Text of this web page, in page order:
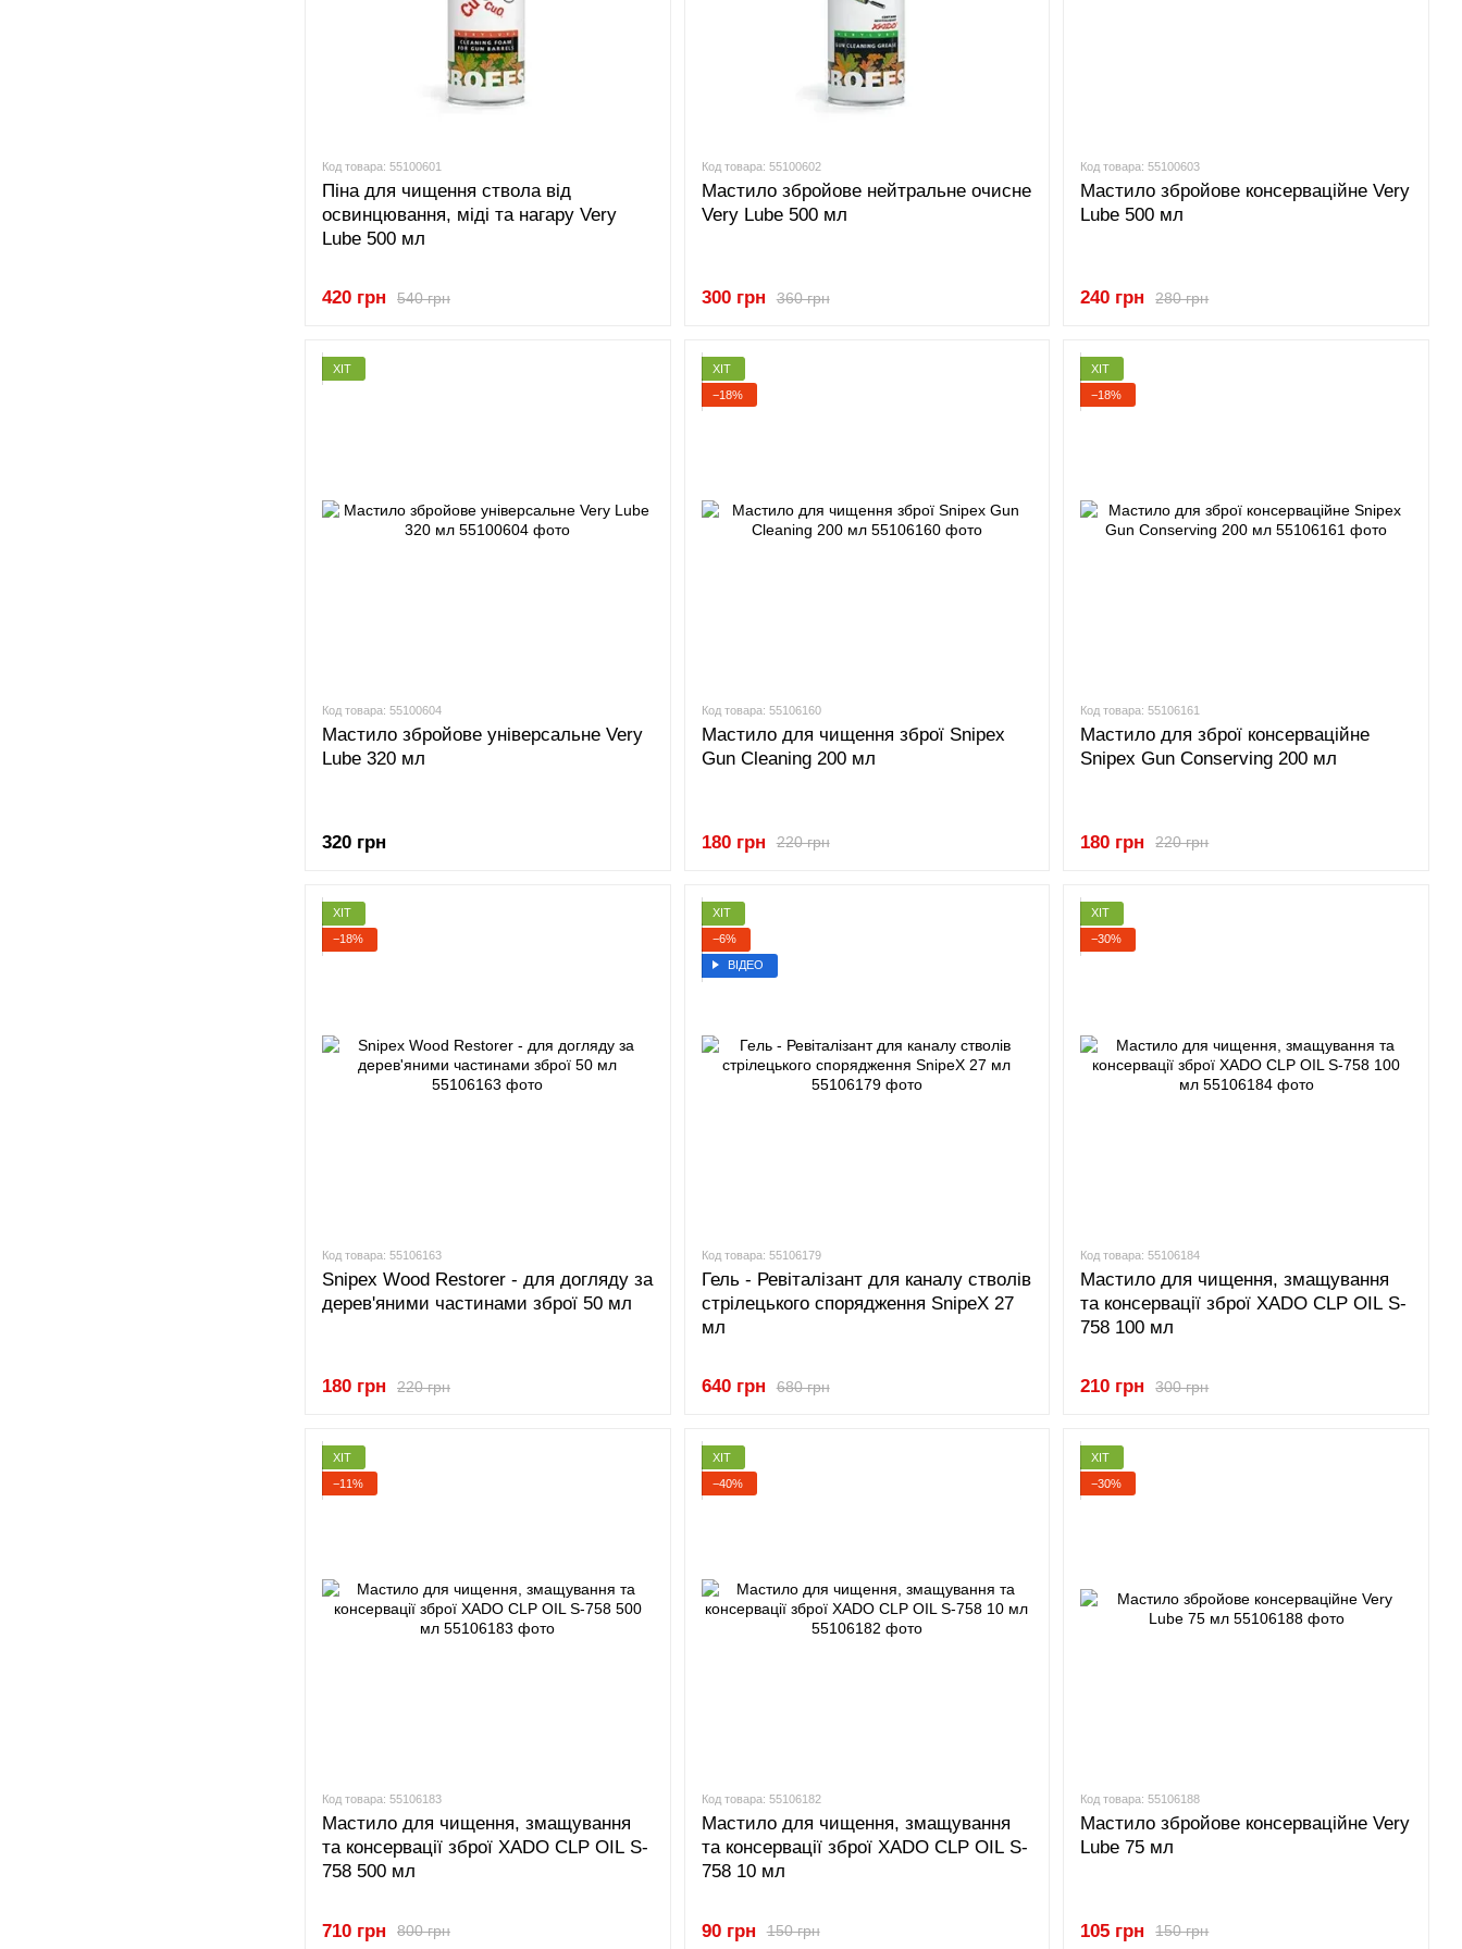
Код товара: 55100601
Піна для чищення ствола від
освинцювання, міді та нагару Very
Lube 500 мл
540 грн
420 грн
Код товара: 55100602
Мастило збройове нейтральне очисне
Very Lube 500 мл
360 грн
300 грн
Код товара: 55100603
Мастило збройове консерваційне Very
Lube 500 мл
280 грн
240 грн
ХІТ
Код товара: 55100604
Мастило збройове універсальне Very
Lube 320 мл
320 грн
ХІТ
−18%
Код товара: 55106160
Мастило для чищення зброї Snipex
Gun Cleaning 200 мл
220 грн
180 грн
ХІТ
−18%
Код товара: 55106161
Мастило для зброї консерваційне
Snipex Gun Conserving 200 мл
220 грн
180 грн
ХІТ
−18%
Код товара: 55106163
Snipex Wood Restorer - для догляду за
дерев'яними частинами зброї 50 мл
220 грн
180 грн
ХІТ
−6%
ВІДЕО
Код товара: 55106179
Гель - Ревіталізант для каналу стволів
стрілецького спорядження SnipeX 27
мл
680 грн
640 грн
ХІТ
−30%
Код товара: 55106184
Мастило для чищення, змащування
та консервації зброї XADO CLP OIL S-
758 100 мл
300 грн
210 грн
ХІТ
−11%
Код товара: 55106183
Мастило для чищення, змащування
та консервації зброї XADO CLP OIL S-
758 500 мл
800 грн
710 грн
ХІТ
−40%
Код товара: 55106182
Мастило для чищення, змащування
та консервації зброї XADO CLP OIL S-
758 10 мл
150 грн
90 грн
ХІТ
−30%
Код товара: 55106188
Мастило збройове консерваційне Very
Lube 75 мл
150 грн
105 грн